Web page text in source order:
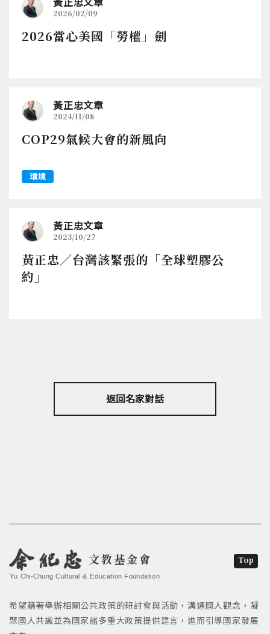
2026/02/09
2026當心美國「勞權」劍
黃正忠文章
2024/11/08
COP29氣候大會的新風向
環境
黃正忠文章
2023/10/27
黃正忠／台灣該緊張的「全球塑膠公
約」
返回名家對話
文教基金會
Yu Chi-Chung Cultural & Education Foundation
希望藉著舉辦相關公共政策的研討會與活動，溝通國人觀念，凝
聚國人共識並為國家諸多重大政策提供建言，進而引導國家發展
Top